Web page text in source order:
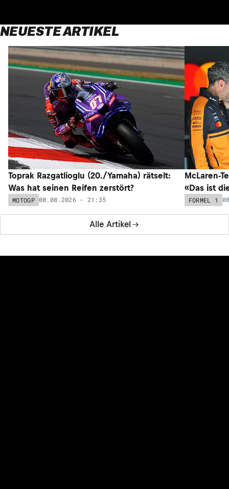
NEUESTE ARTIKEL
Alle Artikel
Toprak Razgatlioglu (20./Yamaha) rätselt:
Was hat seinen Reifen zerstört?
MOTOGP 08.08.2026 - 21:35
McLaren-
«Das ist
FORMEL 1